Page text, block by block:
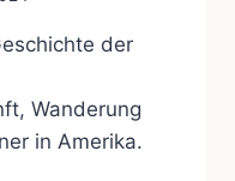
der
Wanderung
in Amerika.